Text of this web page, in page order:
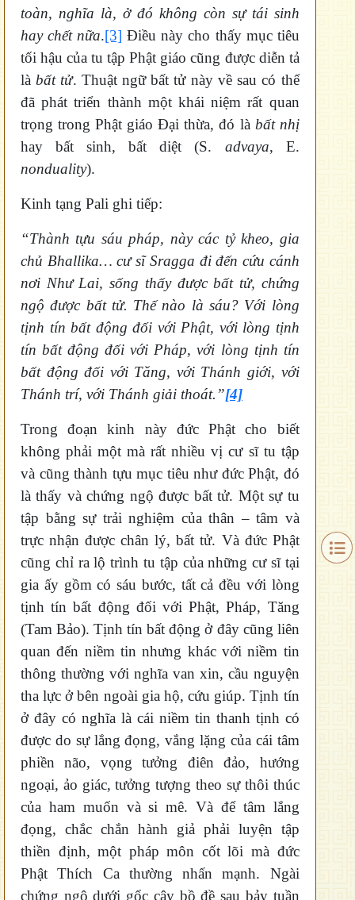
toàn, nghĩa là, ở đó không còn sự tái sinh
hay chết nữa.[3] Điều này cho thấy mục tiêu
tối hậu của tu tập Phật giáo cũng được diễn tả
làbất tử. Thuật ngữ bất tử này về sau có thể
đã phát triển thành một khái niệm rất quan
trọng trong Phật giáo Đại thừa, đó là bất nhị
hay bất sinh, bất diệt (S. advaya, E.
nonduality).
Kinh tạng Pali ghi tiếp:
“Thành tựu sáu pháp, này các tỷ kheo, gia
chủ Bhallika… cư sĩ Sragga đi đến cứu cánh
nơi Như Lai, sống thấy được bất tử, chứng
ngộ được bất tử. Thế nào là sáu? Với lòng
tịnh tín bất động đối với Phật, với lòng tịnh
tín bất động đối với Pháp, với lòng tịnh tín
bất động đối với Tăng, với Thánh giới, với
Thánh trí, với Thánh giải thoát.”[4]
Trong đoạn kinh này đức Phật cho biết
không phải một mà rất nhiều vị cư sĩ tu tập
và cũng thành tựu mục tiêu như đức Phật, đó
là thấy và chứng ngộ được bất tử. Một sự tu
tập bằng sự trải nghiệm của thân – tâm và
trực nhận được chân lý, bất tử. Và đức Phật
cũng chỉ ra lộ trình tu tập của những cư sĩ tại
gia ấy gồm có sáu bước, tất cả đều với lòng
tịnh tín bất động đối với Phật, Pháp, Tăng
(Tam Bảo). Tịnh tín bất động ở đây cũng liên
quan đến niềm tin nhưng khác với niềm tin
thông thường với nghĩa van xin, cầu nguyện
tha lực ở bên ngoài gia hộ, cứu giúp. Tịnh tín
ở đây có nghĩa là cái niềm tin thanh tịnh có
được do sự lắng đọng, vắng lặng của cái tâm
phiền não, vọng tưởng điên đảo, hướng
ngoại, ảo giác, tưởng tượng theo sự thôi thúc
của ham muốn và si mê. Và để tâm lắng
đọng, chắc chắn hành giả phải luyện tập
thiền định, một pháp môn cốt lõi mà đức
Phật Thích Ca thường nhấn mạnh. Ngài
chứng ngộ dưới gốc cây bồ đề sau bảy tuần